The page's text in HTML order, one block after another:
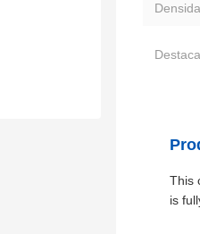
This
is